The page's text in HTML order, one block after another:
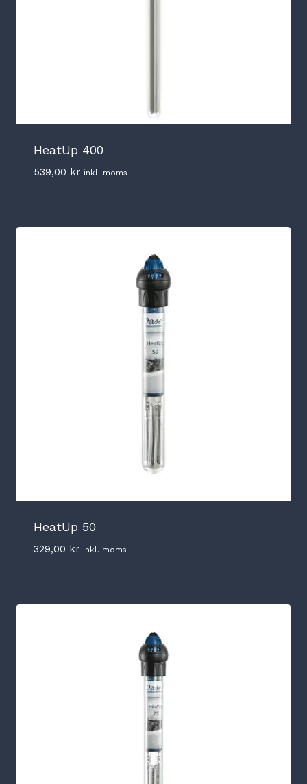
HeatUp 400
539,00 kr inkl. moms
HeatUp 50
329,00 kr inkl. moms